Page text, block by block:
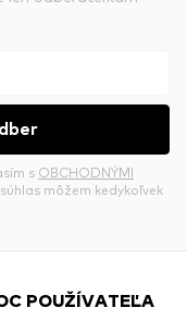
s OBCHODNÝMI
môžem kedykoľvek
POUŽÍVATEĽA